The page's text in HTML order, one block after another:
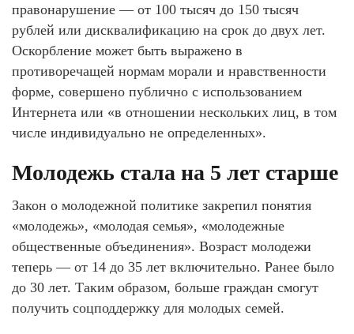
правонарушение — от 100 тысяч до 150 тысяч
рублей или дисквалификацию на срок до двух лет.
Оскорбление может быть выражено в
противоречащей нормам морали и нравственности
форме, совершено публично с использованием
Интернета или «в отношении нескольких лиц, в том
числе индивидуально не определенных».
Молодежь стала на 5 лет старше
Закон о молодежной политике закрепил понятия
«молодежь», «молодая семья», «молодежные
общественные объединения». Возраст молодежи
теперь — от 14 до 35 лет включительно. Ранее было
до 30 лет. Таким образом, больше граждан смогут
получить соцподдержку для молодых семей.